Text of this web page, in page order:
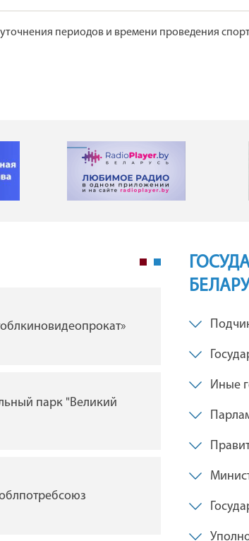
периодов и времени проведения
парк "Великий
ГУ
филармония"
драмы им.
Брестская
Иные